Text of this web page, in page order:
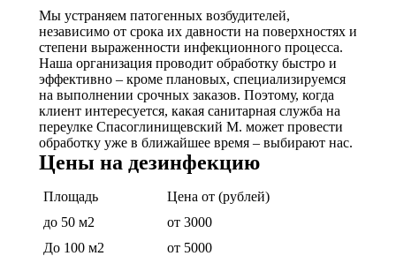
Мы устраняем патогенных возбудителей,
независимо от срока их давности на поверхностях и
степени выраженности инфекционного процесса.
Наша организация проводит обработку быстро и
эффективно – кроме плановых, специализируемся
на выполнении срочных заказов. Поэтому, когда
клиент интересуется, какая санитарная служба на
переулке Спасоглинищевский М. может провести
обработку уже в ближайшее время – выбирают нас.
Цены на дезинфекцию
Площадь
Цена от (рублей)
до 50 м2
от 3000
До 100 м2
от 5000